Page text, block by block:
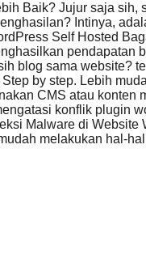
Baik? Jujur saja
Intinya,
Self Hosted
pendapatan
blog sama website?
by step. Lebih
CMS atau
konflik plugin
Malware di
melakukan hal-